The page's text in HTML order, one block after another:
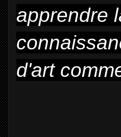
apprendre
d'art